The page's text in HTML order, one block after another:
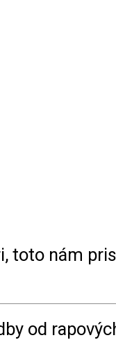
toto nám
od